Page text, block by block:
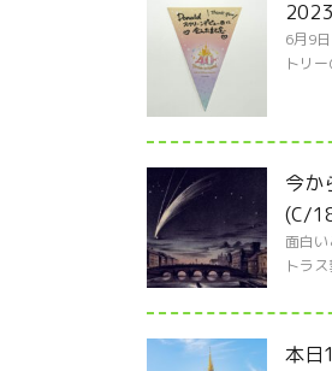
6月9
トリ
今
(C/
面白
トラ
本日